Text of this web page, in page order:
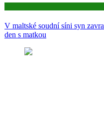
V maltské soudní síni syn
den s matkou